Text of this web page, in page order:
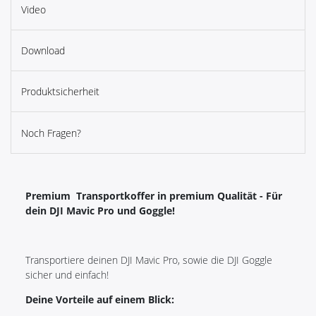
Video
Download
Produktsicherheit
Noch Fragen?
Premium Transportkoffer in premium Qualität - Für
dein DJI Mavic Pro und Goggle!
Transportiere deinen DJI Mavic Pro, sowie die DJI Goggle
sicher und einfach!
Deine Vorteile auf einem Blick: